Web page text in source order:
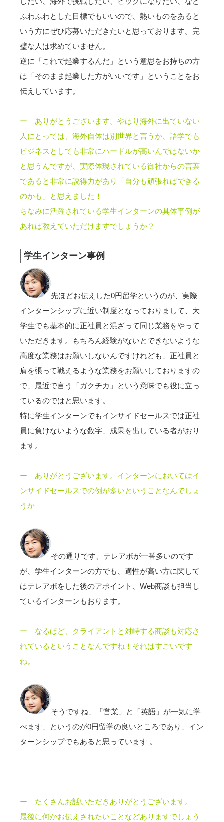
ふわふわとした目標でもいいので、熱いものをあると
いう方にぜひ応募いただきたいと思っております。完
璧な人は求めていません。
逆に「これで起業するんだ」という意思をお持ちの方
は「そのまま起業した方がいいです」ということをお
伝えしています。
ー ありがとうございます。 やはり海外に出ていない
人にとっては、海外自体は別世界と言うか、語学でも
ビジネスとしても非常にハードルが高いんではないか
と思うんですが、実際体現されている御社からの言葉
であると非常に説得力があり「自分も頑張ればできる
のかも」と思えました！
ちなみに活躍されている学生インターンの具体事例が
あれば教えていただけますでしょうか？
学生インターン事例
先ほどお伝えした0円留学というのが、実際
インターンシップに近い制度となっておりまして、大
学生でも基本的に正社員と混ざって同じ業務をやって
いただきます。もちろん経験がないとできないような
高度な業務はお願いしないんですけれども、正社員と
肩を張って戦えるような業務をお願いしておりますの
で、最近で言う「ガクチカ」という意味でも役に立っ
ているのではと思います。
特に学生インターンでもインサイドセールスでは正社
員に負けないような数字、成果を出している者がおり
ます。
ー ありがとうございます。インターンにおいてはイ
ンサイドセールスでの例が多いということなんでしょ
うか
その通りです、テレアポが一番多いのです
が、学生インターンの方でも、適性が高い方に関して
はテレアポをした後のアポイント、Web商談も担当し
ているインターンもおります。
ー なるほど、クライアントと対峙する商談も対応さ
れているということなんですね！ それはすごいです
ね。
そうですね、「営業」と「英語」が一気に学
べます、というのが0円留学の良いところであり、イン
ターンシップでもあると思っています 。
ー たくさんお話いただきありがとうございます。
最後に何かお伝えされたいことなどありますでしょう